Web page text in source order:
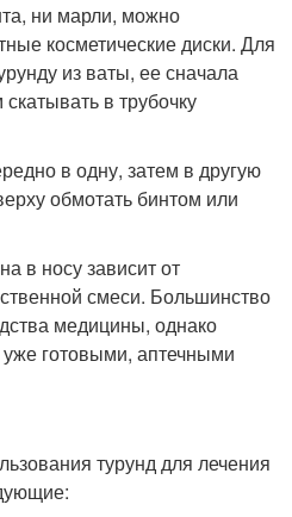
ни марли, можно
косметические диски. Для
из ваты, ее сначала
в трубочку
в одну, затем в другую
обмотать бинтом или
в носу зависит от
смеси. Большинство
медицины, однако
готовыми, аптечными
турунд для лечения